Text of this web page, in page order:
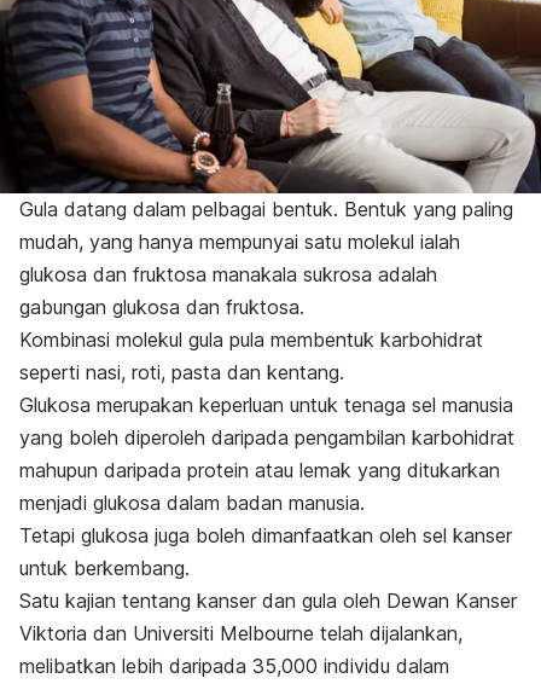
Gula datang dalam pelbagai bentuk. Bentuk yang paling
mudah, yang hanya mempunyai satu molekul ialah
glukosa dan fruktosa manakala sukrosa adalah
gabungan glukosa dan fruktosa.
Kombinasi molekul gula pula membentuk karbohidrat
seperti nasi, roti, pasta dan kentang.
Glukosa merupakan keperluan untuk tenaga sel manusia
yang boleh diperoleh daripada pengambilan karbohidrat
mahupun daripada protein atau lemak yang ditukarkan
menjadi glukosa dalam badan manusia.
Tetapi glukosa juga boleh dimanfaatkan oleh sel kanser
untuk berkembang.
Satu kajian tentang kanser dan gula oleh Dewan Kanser
Viktoria dan Universiti Melbourne telah dijalankan,
melibatkan lebih daripada 35,000 individu dalam